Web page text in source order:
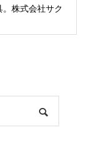
株式会社サク